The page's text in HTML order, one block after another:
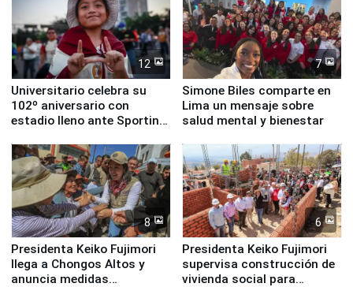
12
Universitario celebra su
102º aniversario con
estadio lleno ante Sporting
7
Simone Biles comparte en
Lima un mensaje sobre
salud mental y bienestar
8
Presidenta Keiko Fujimori
llega a Chongos Altos y
anuncia medidas
6
Presidenta Keiko Fujimori
supervisa construcción de
vivienda social para